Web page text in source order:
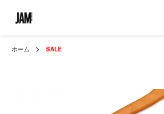
ホーム SALE